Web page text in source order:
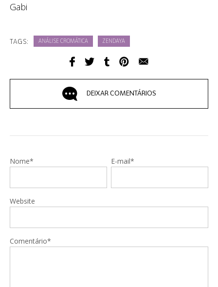
Gabi
TAGS: ANÁLISE CROMÁTICA ZENDAYA
DEIXAR COMENTÁRIOS
Nome* E-mail*
Website
Comentário*